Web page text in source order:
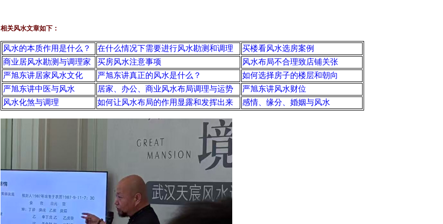
相关风水文章如下：
风水的本质作用是什么？ 在什么情况下需要进行风水勘测和调理
买楼看风水选房案例
商业居风水勘测与调理家
买房风水注意事项
风水布局不合理致店铺关张
严旭东讲居家风水文化
严旭东讲真正的风水是什么？
如何选择房子的楼层和朝向
严旭东讲中医与风水
居家、办公、商业风水布局调理与运势
严旭东讲风水财位
风水化煞与调理
如何让风水布局的作用显露和发挥出来 感情、缘分、婚姻与风水